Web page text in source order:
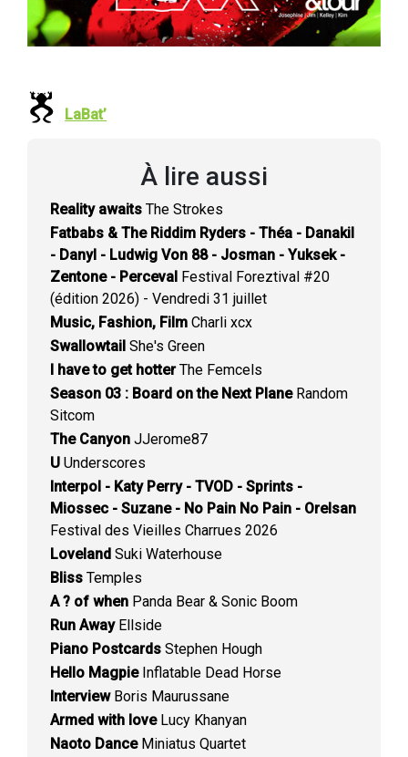
LaBat’
À lire aussi
Reality awaits The Strokes
Fatbabs & The Riddim Ryders - Théa - Danakil
- Danyl - Ludwig Von 88 - Josman - Yuksek -
Zentone - Perceval Festival Foreztival #20
(édition 2026) - Vendredi 31 juillet
Music, Fashion, Film Charli xcx
Swallowtail She's Green
I have to get hotterThe Femcels
Season 03 : Board on the Next PlaneRandom
Sitcom
The Canyon JJerome87
U Underscores
Interpol - Katy Perry - TVOD - Sprints -
Miossec - Suzane - No Pain No Pain - Orelsan
Festival des Vieilles Charrues 2026
Loveland Suki Waterhouse
Bliss Temples
A ? of when Panda Bear & Sonic Boom
Run AwayEllside
Piano Postcards Stephen Hough
Hello MagpieInflatable Dead Horse
InterviewBoris Maurussane
Armed with loveLucy Khanyan
Naoto DanceMiniatus Quartet